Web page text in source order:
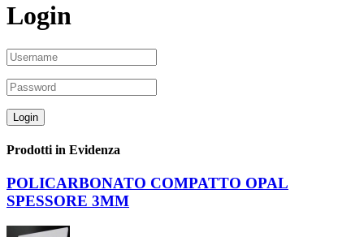
Login
Prodotti in Evidenza
POLICARBONATO COMPATTO OPAL
SPESSORE 3MM